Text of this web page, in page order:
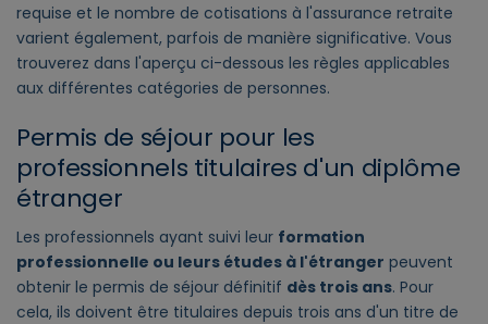
requise et le nombre de cotisations à l'assurance retraite
varient également, parfois de manière significative. Vous
trouverez dans l'aperçu ci-dessous les règles applicables
aux différentes catégories de personnes.
Permis de séjour pour les
professionnels titulaires d'un diplôme
étranger
Les professionnels ayant suivi leur formation
professionnelle ou leurs études à l'étranger peuvent
obtenir le permis de séjour définitif dès trois ans. Pour
cela, ils doivent être titulaires depuis trois ans d'un titre de